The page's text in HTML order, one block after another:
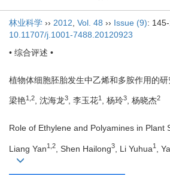
林业科学 ›› 2012 Vol. 48 ›› Issue (9): 145-
10.11707/j.1001-7488.20120923
• 综合评述 •
植物体细胞胚胎发生中乙烯和多胺作用的研
梁艳1,2, 沈海龙3, 李玉花1 , 杨玲3, 杨晓杰2
Role of Ethylene and Polyamines in Plant
Liang Yan1,2 , Shen Hailong3 , Li Yuhua1 ,